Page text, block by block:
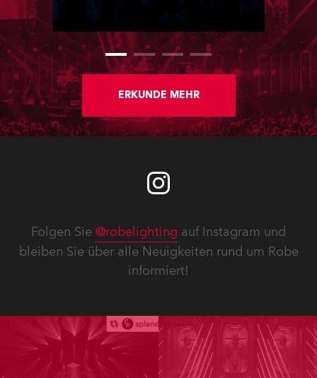
delivered – direct from the factory in
massive shows at Zagreb Arena for
Croatia’s latest pop and internet
sensation, Jakov Jozinović.
ERKUNDE MEHR
Folgen Sie @robelighting auf Instagram und
bleiben Sie über alle Neuigkeiten rund um Robe
informiert!